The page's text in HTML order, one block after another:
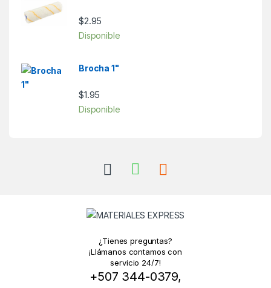
$2.95
Disponible
Brocha 1"
$1.95
Disponible
¿Tienes preguntas?
¡Llámanos contamos con
servicio 24/7!
+507 344-0379,